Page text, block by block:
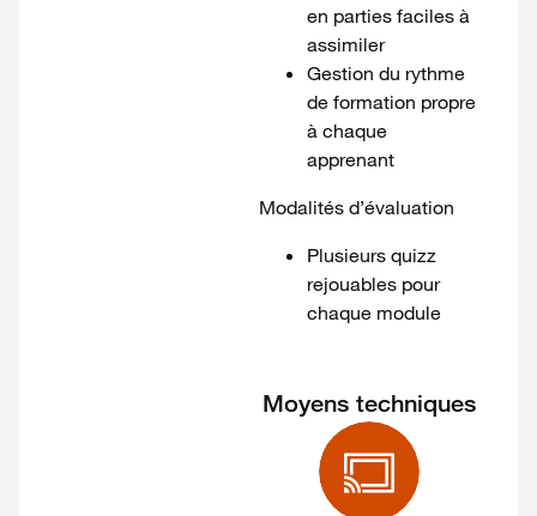
en parties faciles à
assimiler
Gestion du rythme
de formation propre
à chaque
apprenant
Modalités d’évaluation
Plusieurs quizz
rejouables pour
chaque module
Moyens techniques